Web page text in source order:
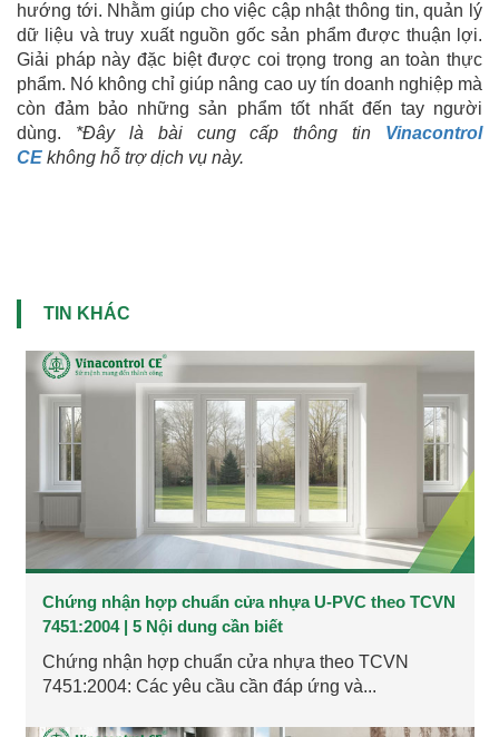
hướng tới. Nhằm giúp cho việc cập nhật thông tin, quản lý
dữ liệu và truy xuất nguồn gốc sản phẩm được thuận lợi.
Giải pháp này đặc biệt được coi trọng trong an toàn thực
phẩm. Nó không chỉ giúp nâng cao uy tín doanh nghiệp mà
còn đảm bảo những sản phẩm tốt nhất đến tay người
dùng. *Đây là bài cung cấp thông tin Vinacontrol
CE không hỗ trợ dịch vụ này.
TIN KHÁC
Chứng nhận hợp chuẩn cửa nhựa U-PVC theo TCVN
7451:2004 | 5 Nội dung cần biết
Chứng nhận hợp chuẩn cửa nhựa theo TCVN
7451:2004: Các yêu cầu cần đáp ứng và...